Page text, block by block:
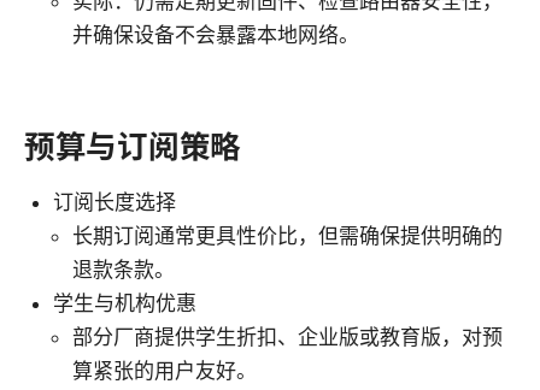
并确保设备不会暴露本地网络。
预算与订阅策略
订阅长度选择
长期订阅通常更具性价比，但需确保提供明确的
退款条款。
学生与机构优惠
部分厂商提供学生折扣、企业版或教育版，对预
算紧张的用户友好。